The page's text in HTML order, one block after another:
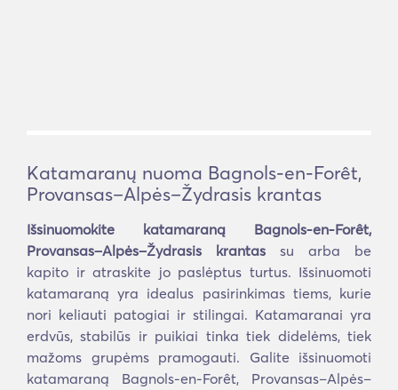
Katamaranų nuoma Bagnols-en-Forêt,
Provansas–Alpės–Žydrasis krantas
Išsinuomokite katamaraną Bagnols-en-Forêt,
Provansas–Alpės–Žydrasis krantas su arba be
kapito ir atraskite jo paslėptus turtus. Išsinuomoti
katamaraną yra idealus pasirinkimas tiems, kurie
nori keliauti patogiai ir stilingai. Katamaranai yra
erdvūs, stabilūs ir puikiai tinka tiek didelėms, tiek
mažoms grupėms pramogauti. Galite išsinuomoti
katamaraną Bagnols-en-Forêt, Provansas–Alpės–